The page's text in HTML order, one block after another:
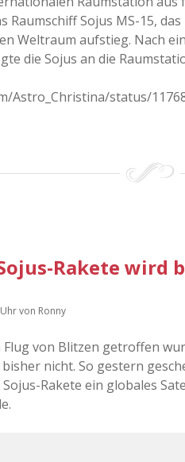
Raumschiff Sojus MS-15,
Weltraum aufstieg. Nach
die Sojus an die
Astro_Christina/status/
Rakete wird
von Ronny
Flug von Blitzen getroffen
nicht. So gestern
Rakete ein globales